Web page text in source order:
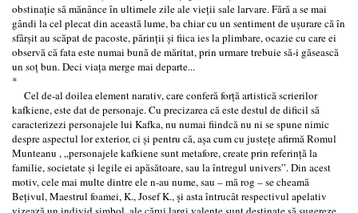
obstinaţie să mănânce în ultimele zile ale vieţii sale larvare. Fără a se mai
gândi la cel plecat din această lume, ba chiar cu un sentiment de uşurare că în
sfârşit au scăpat de pacoste, părinţii şi fiica ies la plimbare, ocazie cu care ei
observă că fata este numai bună de măritat, prin urmare trebuie să-i găsească
un soţ bun. Deci viaţa merge mai departe...
*
Cel de-al doilea element narativ, care conferă forţă artistică scrierilor
kafkiene, este dat de personaje. Cu precizarea că este destul de dificil să
caracterizezi personajele lui Kafka, nu numai fiindcă nu ni se spune nimic
despre aspectul lor exterior, ci şi pentru că, aşa cum cu justeţe afirmă Romul
Munteanu , „personajele kafkiene sunt metafore, create prin referinţă la
familie, societate şi legile ei apăsătoare, sau la întregul univers”. Din acest
motiv, cele mai multe dintre ele n-au nume, sau – mă rog – se cheamă
Beţivul, Maestrul foamei, K., Josef K., şi asta întrucât respectivul apelativ